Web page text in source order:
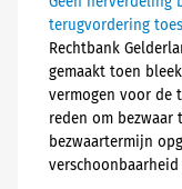
terugvordering
Rechtbank
gemaakt toen
vermogen voor de
reden om
bezwaartermijn